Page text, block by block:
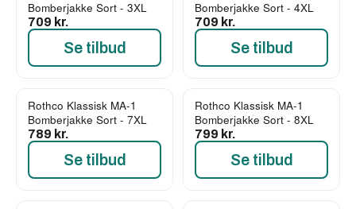
Bomberjakke Sort - 3XL
709 kr.
Se tilbud
Bomberjakke Sort - 4XL
709 kr.
Se tilbud
Rothco Klassisk MA-1
Bomberjakke Sort - 7XL
789 kr.
Se tilbud
Rothco Klassisk MA-1
Bomberjakke Sort - 8XL
799 kr.
Se tilbud